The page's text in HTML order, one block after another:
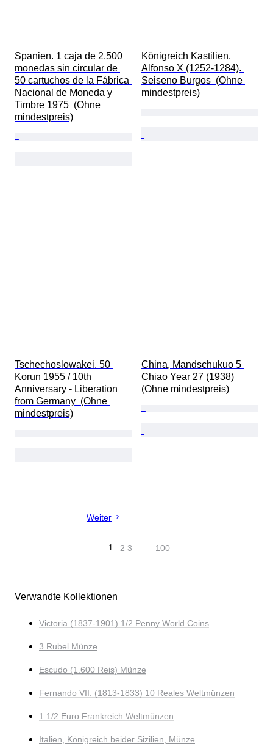
Spanien. 1 caja de 2.500
monedas sin circular de
50 cartuchos de la Fábrica
Nacional de Moneda y
Timbre 1975  (Ohne
mindestpreis)
Königreich Kastilien.
Alfonso X (1252-1284).
Seiseno Burgos  (Ohne
mindestpreis)
Tschechoslowakei. 50
Korun 1955 / 10th
Anniversary - Liberation
from Germany  (Ohne
mindestpreis)
China, Mandschukuo 5
Chiao Year 27 (1938)
(Ohne mindestpreis)
Weiter
1 2 3 … 100
Verwandte Kollektionen
Victoria (1837-1901) 1/2 Penny World Coins
3 Rubel Münze
Escudo (1.600 Reis) Münze
Fernando VII. (1813-1833) 10 Reales Weltmünzen
1 1/2 Euro Frankreich Weltmünzen
Italien, Königreich beider Sizilien, Münze